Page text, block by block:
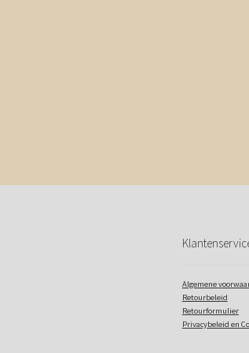
Algemene
Retourbeleid
Retourformulier
Privacybeleid en